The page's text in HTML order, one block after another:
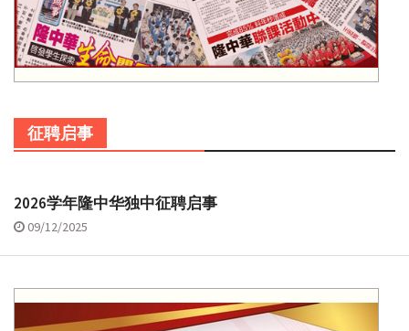
征聘启事
2026学年隆中华独中征聘启事
09/12/2025